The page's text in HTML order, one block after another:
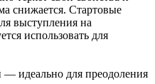
снижается. Стартовые
выступления на
использовать для
идеально для преодоления